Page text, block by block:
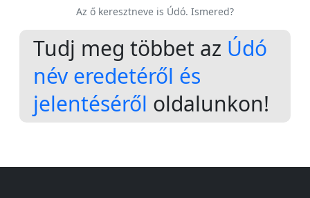
Az ő keresztneve is Údó. Ismered?
Tudj meg többet az Údó
név eredetéről és
jelentéséről oldalunkon!